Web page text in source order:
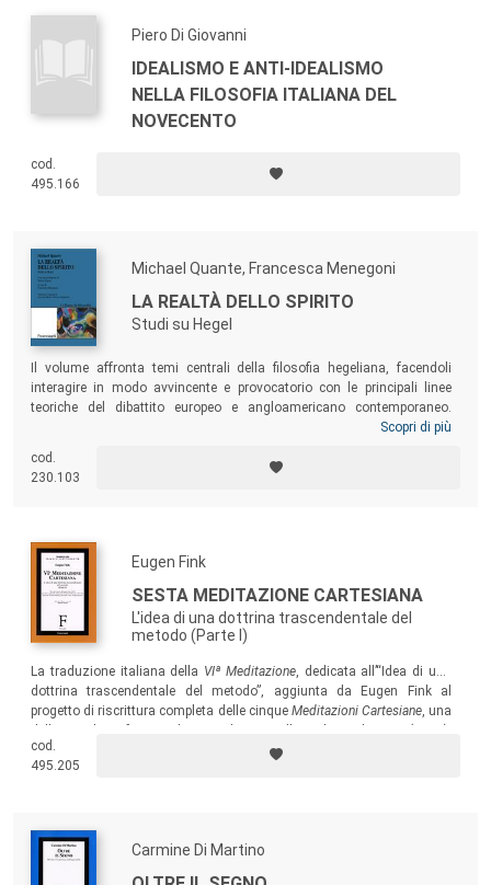
Piero Di Giovanni
IDEALISMO E ANTI-IDEALISMO
NELLA FILOSOFIA ITALIANA DEL
NOVECENTO
cod.
495.166
Michael Quante, Francesca Menegoni
LA REALTÀ DELLO SPIRITO
Studi su Hegel
Il volume affronta temi centrali della filosofia hegeliana, facendoli
interagire in modo avvincente e provocatorio con le principali linee
teoriche del dibattito europeo e angloamericano contemporaneo.
Confrontando il riconoscimento orizzontale fra individui con il
come Hegel abbia elaborato un modello teorico in grado di risolvere
molti dei problemi dibattuti dall’odierna filosofia sociale e politica.
Scopri di più
cod.
230.103
Eugen Fink
SESTA MEDITAZIONE CARTESIANA
L'idea di una dottrina trascendentale del
metodo (Parte I)
La traduzione italiana della VIª Meditazione, dedicata all’“Idea di una
dottrina trascendentale del metodo”, aggiunta da Eugen Fink al
progetto di riscrittura completa delle cinque Meditazioni Cartesiane, una
Il testo, rimasto nel cassetto di Fink fino al 1988, presenta inoltre le
note di Husserl, che per ampi tratti ne accompagnarono la stesura.
cod.
495.205
Carmine Di Martino